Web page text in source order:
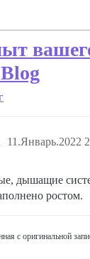
11.Январь.2022
дышащие
ростом.
с оригинальной